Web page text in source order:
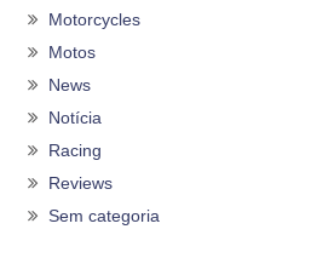
Motorcycles
Motos
News
Notícia
Racing
Reviews
Sem categoria